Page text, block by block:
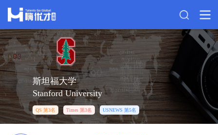
斯坦福大学
Stanford University
QS 第3名 Times 第3名 USNEWS 第5名